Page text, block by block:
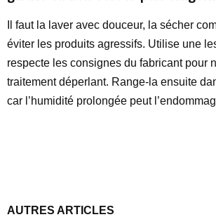
Il faut la laver avec douceur, la sécher
éviter les produits agressifs. Utilise une
respecte les consignes du fabricant pour
traitement déperlant. Range-la ensuite
car l’humidité prolongée peut
AUTRES ARTICLES